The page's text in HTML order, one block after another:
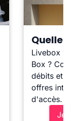
Quelle
Livebox ?
Box ?
débits et
offres
d'accès.
Je